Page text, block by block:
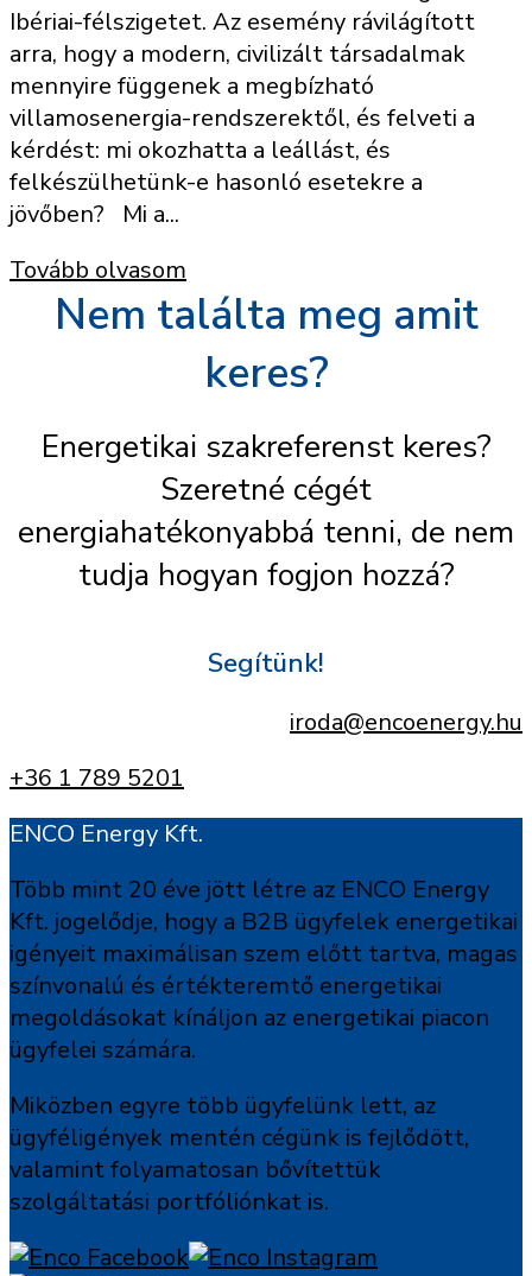
Ibériai-félszigetet. Az esemény rávilágított
arra, hogy a modern, civilizált társadalmak
mennyire függenek a megbízható
villamosenergia-rendszerektől, és felveti a
kérdést: mi okozhatta a leállást, és
felkészülhetünk-e hasonló esetekre a
jövőben? Mi a...
Tovább olvasom
Nem találta meg amit
keres?
Energetikai szakreferenst keres?
Szeretné cégét
energiahatékonyabbá tenni, de nem
tudja hogyan fogjon hozzá?
Segítünk!
iroda@encoenergy.hu
+36 1 789 5201
ENCO Energy Kft.
Több mint 20 éve jött létre az ENCO Energy
Kft. jogelődje, hogy a B2B ügyfelek energetikai
igényeit maximálisan szem előtt tartva, magas
színvonalú és értékteremtő energetikai
megoldásokat kínáljon az energetikai piacon
ügyfelei számára.
Miközben egyre több ügyfelünk lett, az
ügyféligények mentén cégünk is fejlődött,
valamint folyamatosan bővítettük
szolgáltatási portfóliónkat is.